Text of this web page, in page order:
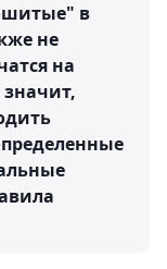
в
не
на